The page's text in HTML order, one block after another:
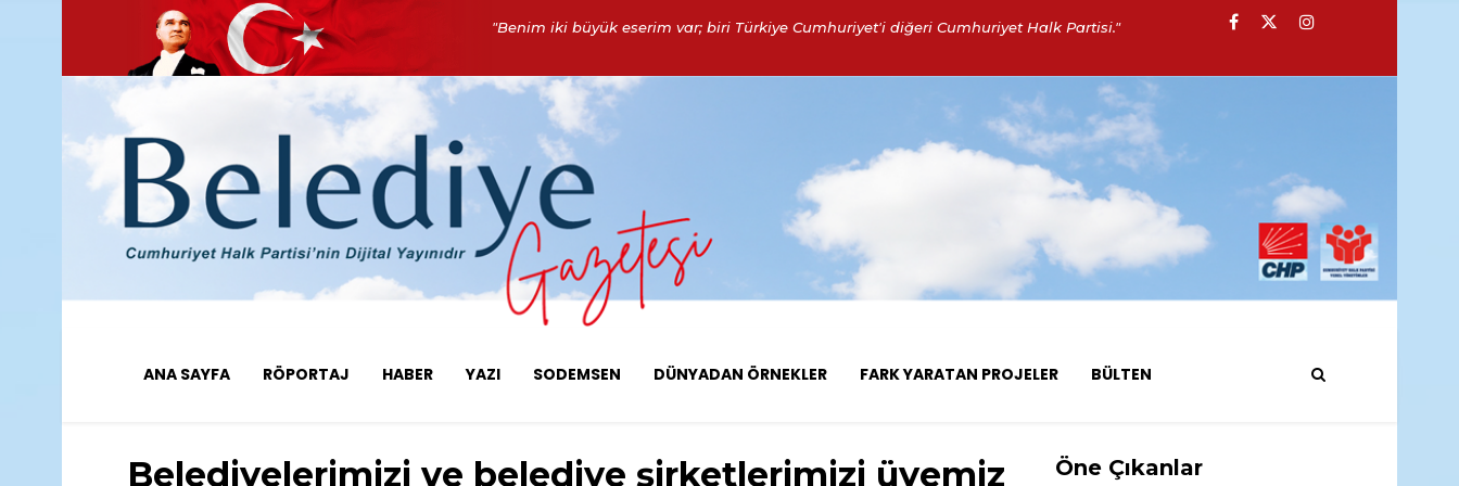
"Benim iki büyük eserim var; biri Türkiye Cumhuriyet'i diğeri Cumhuriyet Halk Partisi."
ANA SAYFA RÖPORTAJ HABER YAZI SODEMSEN DÜNYADAN ÖRNEKLER FARK YARATAN PROJELER BÜLTEN
Belediyelerimizi ve belediye şirketlerimizi üyemiz Öne Çıkanlar